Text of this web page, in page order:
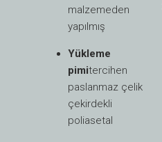
malzemeden
yapılmış
Yükleme
pimitercihen
paslanmaz çelik
çekirdekli
poliasetal